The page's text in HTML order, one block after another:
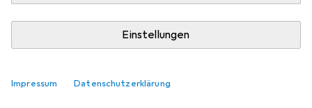
Einstellungen
Impressum Datenschutzerklärung